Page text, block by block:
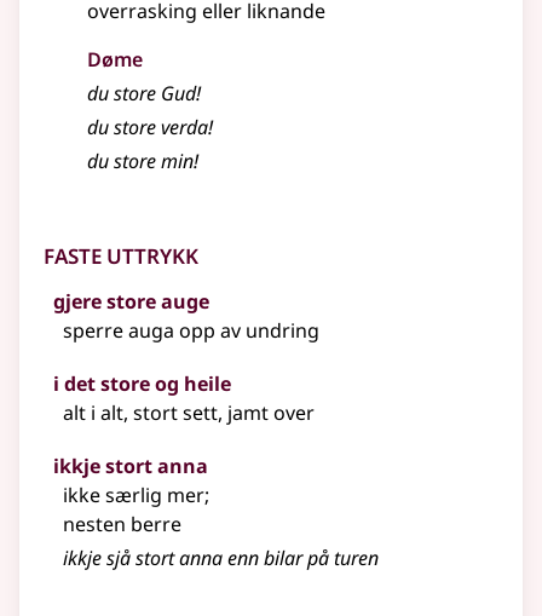
overrasking eller liknande
Døme
du store Gud!
du store verda!
du store min!
Faste uttrykk
gjere store auge
sperre auga opp av undring
i det store og heile
alt i alt, stort sett, jamt over
ikkje stort anna
ikke særlig mer;
nesten berre
ikkje sjå stort anna enn bilar på turen